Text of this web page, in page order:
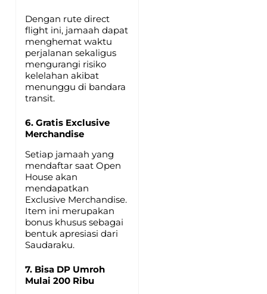
Dengan rute direct
flight ini, jamaah dapat
menghemat waktu
perjalanan sekaligus
mengurangi risiko
kelelahan akibat
menunggu di bandara
transit.
6. Gratis Exclusive
Merchandise
Setiap jamaah yang
mendaftar saat Open
House akan
mendapatkan
Exclusive Merchandise.
Item ini merupakan
bonus khusus sebagai
bentuk apresiasi dari
Saudaraku.
7. Bisa DP Umroh
Mulai 200 Ribu